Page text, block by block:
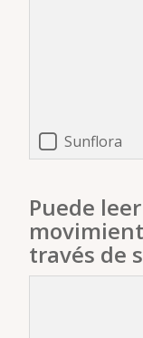
Sunflora
Puede
través de